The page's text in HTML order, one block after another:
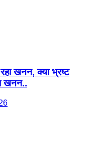
रहा खनन, क्या भ्रष्ट
खनन..